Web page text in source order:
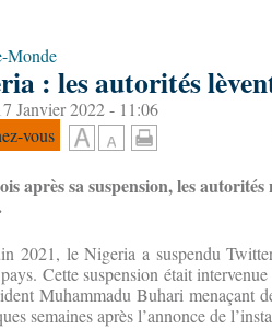
Monde
: les autorités
Janvier 2022 - 11:06
vous
après sa suspension, les
2021, le Nigeria a suspendu
Cette suspension était
Muhammadu Buhari menaçant
semaines après l’annonce de